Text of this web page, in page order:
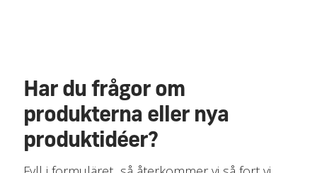
Har du frågor om
produkterna eller nya
produktidéer?